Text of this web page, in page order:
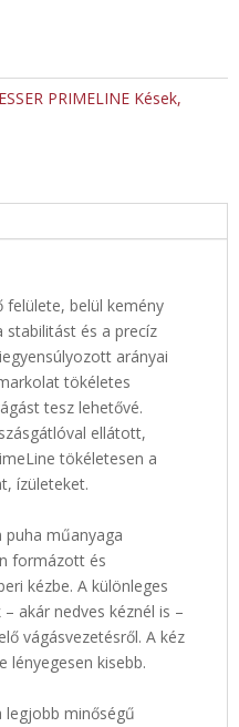
PRIMELINE Kések,
felülete, belül kemény
és a precíz
arányai
tökéletes
tesz lehetővé.
ellátott,
tökéletesen a
ízületeket.
műanyaga
formázott és
kézbe. A különleges
akár nedves kéznél is –
vágásvezetésről. A kéz
lényegesen kisebb.
legjobb minőségű